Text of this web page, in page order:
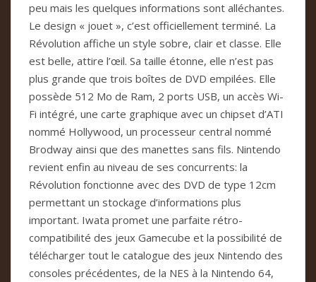
peu mais les quelques informations sont alléchantes.
Le design « jouet », c’est officiellement terminé. La
Révolution affiche un style sobre, clair et classe. Elle
est belle, attire l’œil. Sa taille étonne, elle n’est pas
plus grande que trois boîtes de DVD empilées. Elle
possède 512 Mo de Ram, 2 ports USB, un accès Wi-
Fi intégré, une carte graphique avec un chipset d’ATI
nommé Hollywood, un processeur central nommé
Brodway ainsi que des manettes sans fils. Nintendo
revient enfin au niveau de ses concurrents: la
Révolution fonctionne avec des DVD de type 12cm
permettant un stockage d’informations plus
important. Iwata promet une parfaite rétro-
compatibilité des jeux Gamecube et la possibilité de
télécharger tout le catalogue des jeux Nintendo des
consoles précédentes, de la NES à la Nintendo 64,